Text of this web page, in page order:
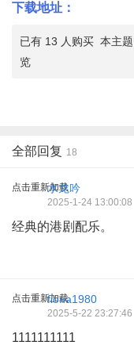
下载地址：
已有 13 人购买 本主
览
全部回复 18
点击重新加载
水龙吟
2025-1-24 13:00:08
经典的港剧配乐。
点击重新加载fiona1980
2025-5-22 23:27:46
1111111111